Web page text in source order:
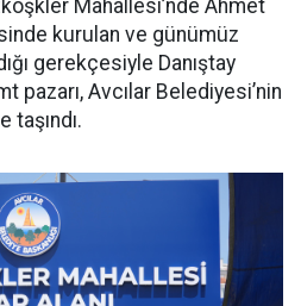
Mahallesi’nde Ahmet
kurulan ve günümüz
gerekçesiyle Danıştay
pazarı, Avcılar Belediyesi’nin
taşındı.